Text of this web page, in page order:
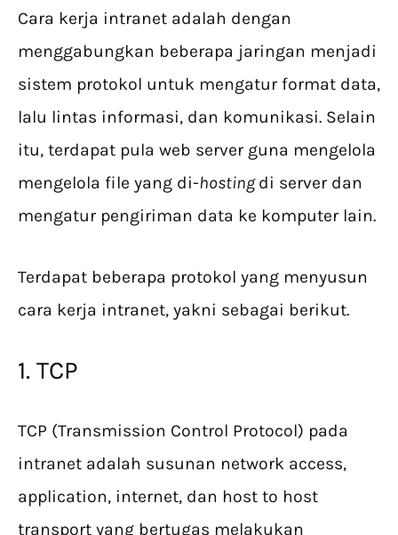
Cara kerja intranet adalah dengan
menggabungkan beberapa jaringan menjadi
sistem protokol untuk mengatur format data,
lalu lintas informasi, dan komunikasi. Selain
itu, terdapat pula web server guna mengelola
mengelola file yang di-hostingdi server dan
mengatur pengiriman data ke komputer lain.
Terdapat beberapa protokol yang menyusun
cara kerja intranet, yakni sebagai berikut.
1. TCP
TCP (Transmission Control Protocol) pada
intranet adalah susunan network access,
application, internet, dan host to host
transport yang bertugas melakukan